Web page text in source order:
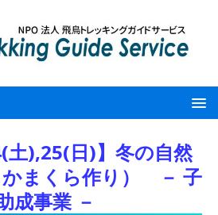
土),25(日)】冬の自然
かまくら作り） － 子
成事業 －